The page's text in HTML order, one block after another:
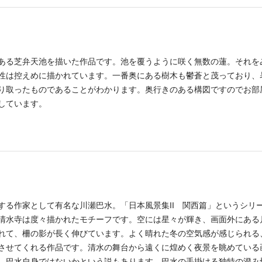
る芝弁天池を描いた作品です。池を覆うように咲く無数の蓮。それを
は控えめに描かれています。一番奥にある樹木も鬱蒼と茂っており、
取ったものであることがわかります。奥行きのある構図ですのでお部
ています。
る作家として有名な川瀬巴水。「日本風景集II 関西篇」というシリ
水寺は度々描かれたモチーフです。空には星々が輝き、画面外にある
て、柵の影が長く伸びています。よく晴れた冬の空気感が感じられる
せてくれる作品です。清水の舞台から遠くに煌めく夜景を眺めている